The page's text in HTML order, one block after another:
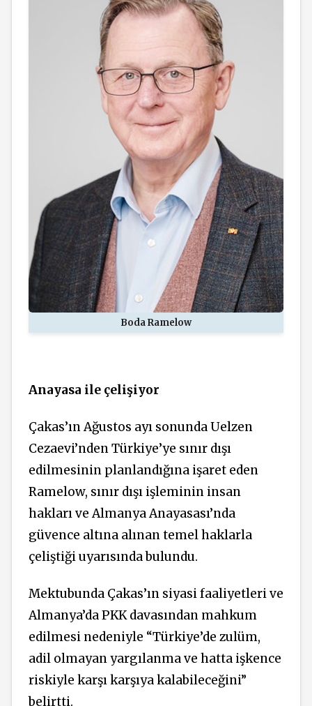
Boda Ramelow
Anayasa ile çelişiyor
Çakas’ın Ağustos ayı sonunda Uelzen
Cezaevi’nden Türkiye’ye sınır dışı
edilmesinin planlandığına işaret eden
Ramelow, sınır dışı işleminin insan
hakları ve Almanya Anayasası’nda
güvence altına alınan temel haklarla
çeliştiği uyarısında bulundu.
Mektubunda Çakas’ın siyasi faaliyetleri ve
Almanya’da PKK davasından mahkum
edilmesi nedeniyle “Türkiye’de zulüm,
adil olmayan yargılanma ve hatta işkence
riskiyle karşı karşıya kalabileceğini”
belirtti.